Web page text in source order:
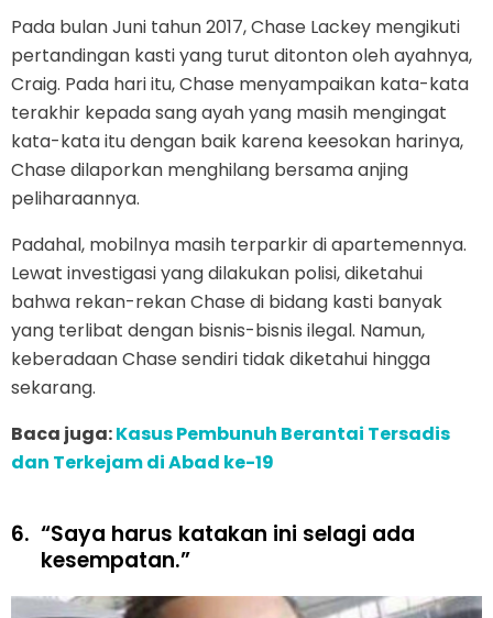
Pada bulan Juni tahun 2017, Chase Lackey mengikuti
pertandingan kasti yang turut ditonton oleh ayahnya,
Craig. Pada hari itu, Chase menyampaikan kata-kata
terakhir kepada sang ayah yang masih mengingat
kata-kata itu dengan baik karena keesokan harinya,
Chase dilaporkan menghilang bersama anjing
peliharaannya.
Padahal, mobilnya masih terparkir di apartemennya.
Lewat investigasi yang dilakukan polisi, diketahui
bahwa rekan-rekan Chase di bidang kasti banyak
yang terlibat dengan bisnis-bisnis ilegal. Namun,
keberadaan Chase sendiri tidak diketahui hingga
sekarang.
Baca juga:Kasus Pembunuh Berantai Tersadis
dan Terkejam di Abad ke-19
6. “Saya harus katakan ini selagi ada
kesempatan.”